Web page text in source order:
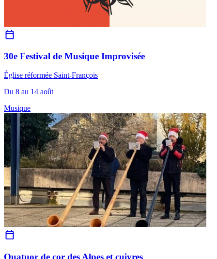
30e Festival de Musique Improvisée
Église réformée Saint-François
Du 8 au 14 août
Musique
Quatuor de cor des Alpes et cuivres